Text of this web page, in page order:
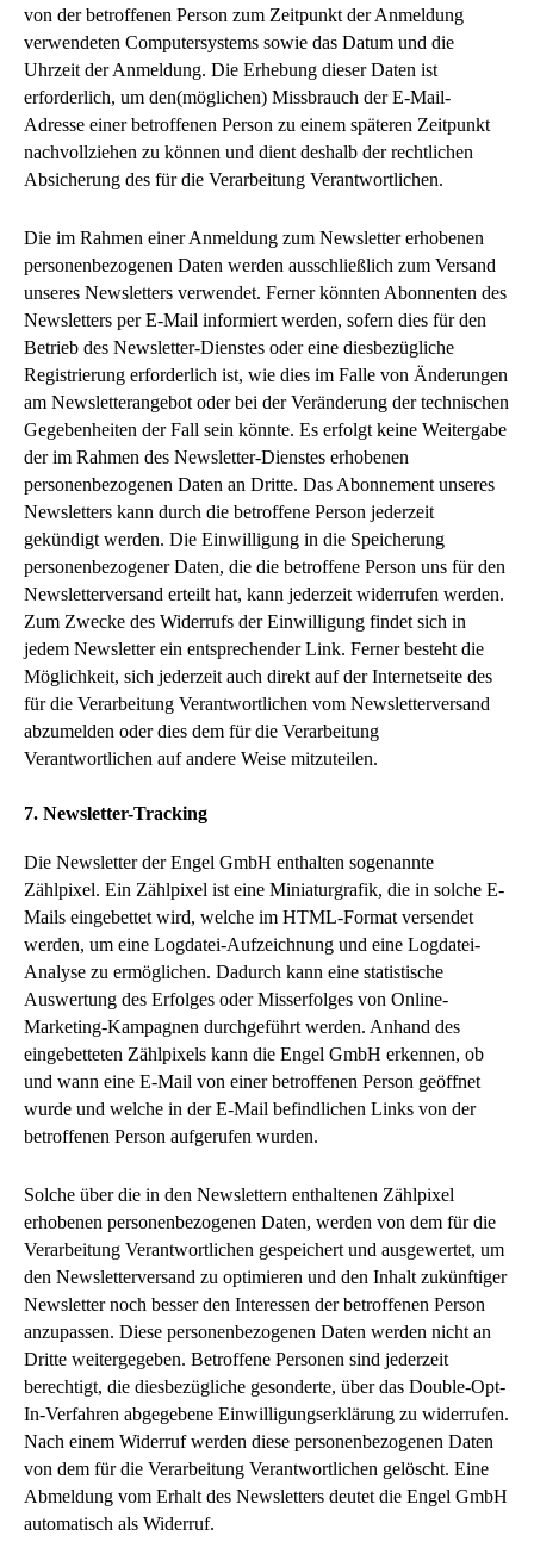
von der betroffenen Person zum Zeitpunkt der Anmeldung
verwendeten Computersystems sowie das Datum und die
Uhrzeit der Anmeldung. Die Erhebung dieser Daten ist
erforderlich, um den(möglichen) Missbrauch der E-Mail-
Adresse einer betroffenen Person zu einem späteren Zeitpunkt
nachvollziehen zu können und dient deshalb der rechtlichen
Absicherung des für die Verarbeitung Verantwortlichen.
Die im Rahmen einer Anmeldung zum Newsletter erhobenen
personenbezogenen Daten werden ausschließlich zum Versand
unseres Newsletters verwendet. Ferner könnten Abonnenten des
Newsletters per E-Mail informiert werden, sofern dies für den
Betrieb des Newsletter-Dienstes oder eine diesbezügliche
Registrierung erforderlich ist, wie dies im Falle von Änderungen
am Newsletterangebot oder bei der Veränderung der technischen
Gegebenheiten der Fall sein könnte. Es erfolgt keine Weitergabe
der im Rahmen des Newsletter-Dienstes erhobenen
personenbezogenen Daten an Dritte. Das Abonnement unseres
Newsletters kann durch die betroffene Person jederzeit
gekündigt werden. Die Einwilligung in die Speicherung
personenbezogener Daten, die die betroffene Person uns für den
Newsletterversand erteilt hat, kann jederzeit widerrufen werden.
Zum Zwecke des Widerrufs der Einwilligung findet sich in
jedem Newsletter ein entsprechender Link. Ferner besteht die
Möglichkeit, sich jederzeit auch direkt auf der Internetseite des
für die Verarbeitung Verantwortlichen vom Newsletterversand
abzumelden oder dies dem für die Verarbeitung
Verantwortlichen auf andere Weise mitzuteilen.
7. Newsletter-Tracking
Die Newsletter der Engel GmbH enthalten sogenannte
Zählpixel. Ein Zählpixel ist eine Miniaturgrafik, die in solche E-
Mails eingebettet wird, welche im HTML-Format versendet
werden, um eine Logdatei-Aufzeichnung und eine Logdatei-
Analyse zu ermöglichen. Dadurch kann eine statistische
Auswertung des Erfolges oder Misserfolges von Online-
Marketing-Kampagnen durchgeführt werden. Anhand des
eingebetteten Zählpixels kann die Engel GmbH erkennen, ob
und wann eine E-Mail von einer betroffenen Person geöffnet
wurde und welche in der E-Mail befindlichen Links von der
betroffenen Person aufgerufen wurden.
Solche über die in den Newslettern enthaltenen Zählpixel
erhobenen personenbezogenen Daten, werden von dem für die
Verarbeitung Verantwortlichen gespeichert und ausgewertet, um
den Newsletterversand zu optimieren und den Inhalt zukünftiger
Newsletter noch besser den Interessen der betroffenen Person
anzupassen. Diese personenbezogenen Daten werden nicht an
Dritte weitergegeben. Betroffene Personen sind jederzeit
berechtigt, die diesbezügliche gesonderte, über das Double-Opt-
In-Verfahren abgegebene Einwilligungserklärung zu widerrufen.
Nach einem Widerruf werden diese personenbezogenen Daten
von dem für die Verarbeitung Verantwortlichen gelöscht. Eine
Abmeldung vom Erhalt des Newsletters deutet die Engel GmbH
automatisch als Widerruf.